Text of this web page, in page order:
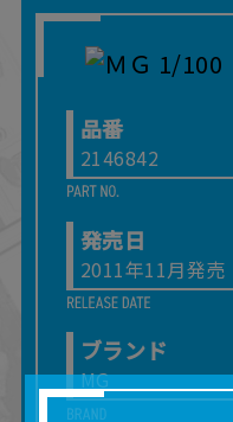
品番
2146842
発売日
2011年11月発売
ブランド
MG